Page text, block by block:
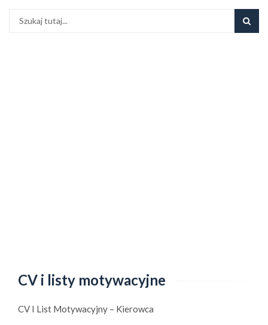
CV i listy motywacyjne
CV I List Motywacyjny – Kierowca